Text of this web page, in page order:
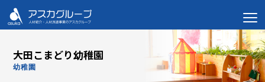
大田こまどり幼稚園
幼稚園